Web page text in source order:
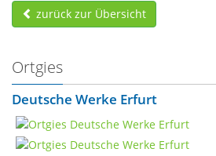
zurück zur Übersicht
Ortgies
Deutsche Werke Erfurt